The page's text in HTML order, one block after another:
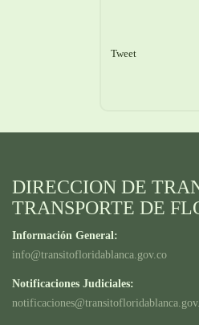
Tweet
DIRECCION DE
TRANSPORTE DE
Información General:
info@transitofloridablanca.gov.co
Notificaciones Judiciales: